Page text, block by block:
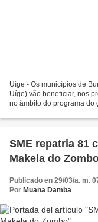
Uíge - Os municípios de
Uíge) vão beneficiar, nos
no âmbito do programa do
SME repatria 81
Makela do
Publicado en 29/03/a. m.
Por Muana Damba